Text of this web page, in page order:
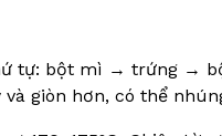
tự: bột mì → trứng →
giòn hơn, có thể